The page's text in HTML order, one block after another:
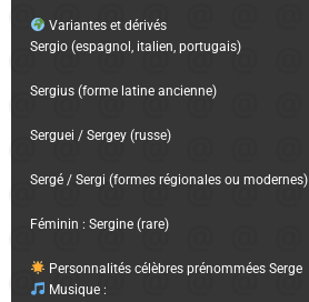
Variantes et dérivés
Sergio (espagnol, italien, portugais)
Sergius (forme latine ancienne)
Serguei / Sergey (russe)
Sergé / Sergi (formes régionales ou modernes)
Féminin : Sergine (rare)
Personnalités célèbres prénommées Serge
Musique :